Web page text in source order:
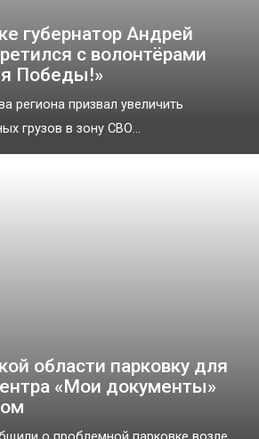
губернатор Андрей
с волонтёрами
Победы!»
региона призвал увеличить
грузов в зону СВО...
области парковку для
«Мои документы»